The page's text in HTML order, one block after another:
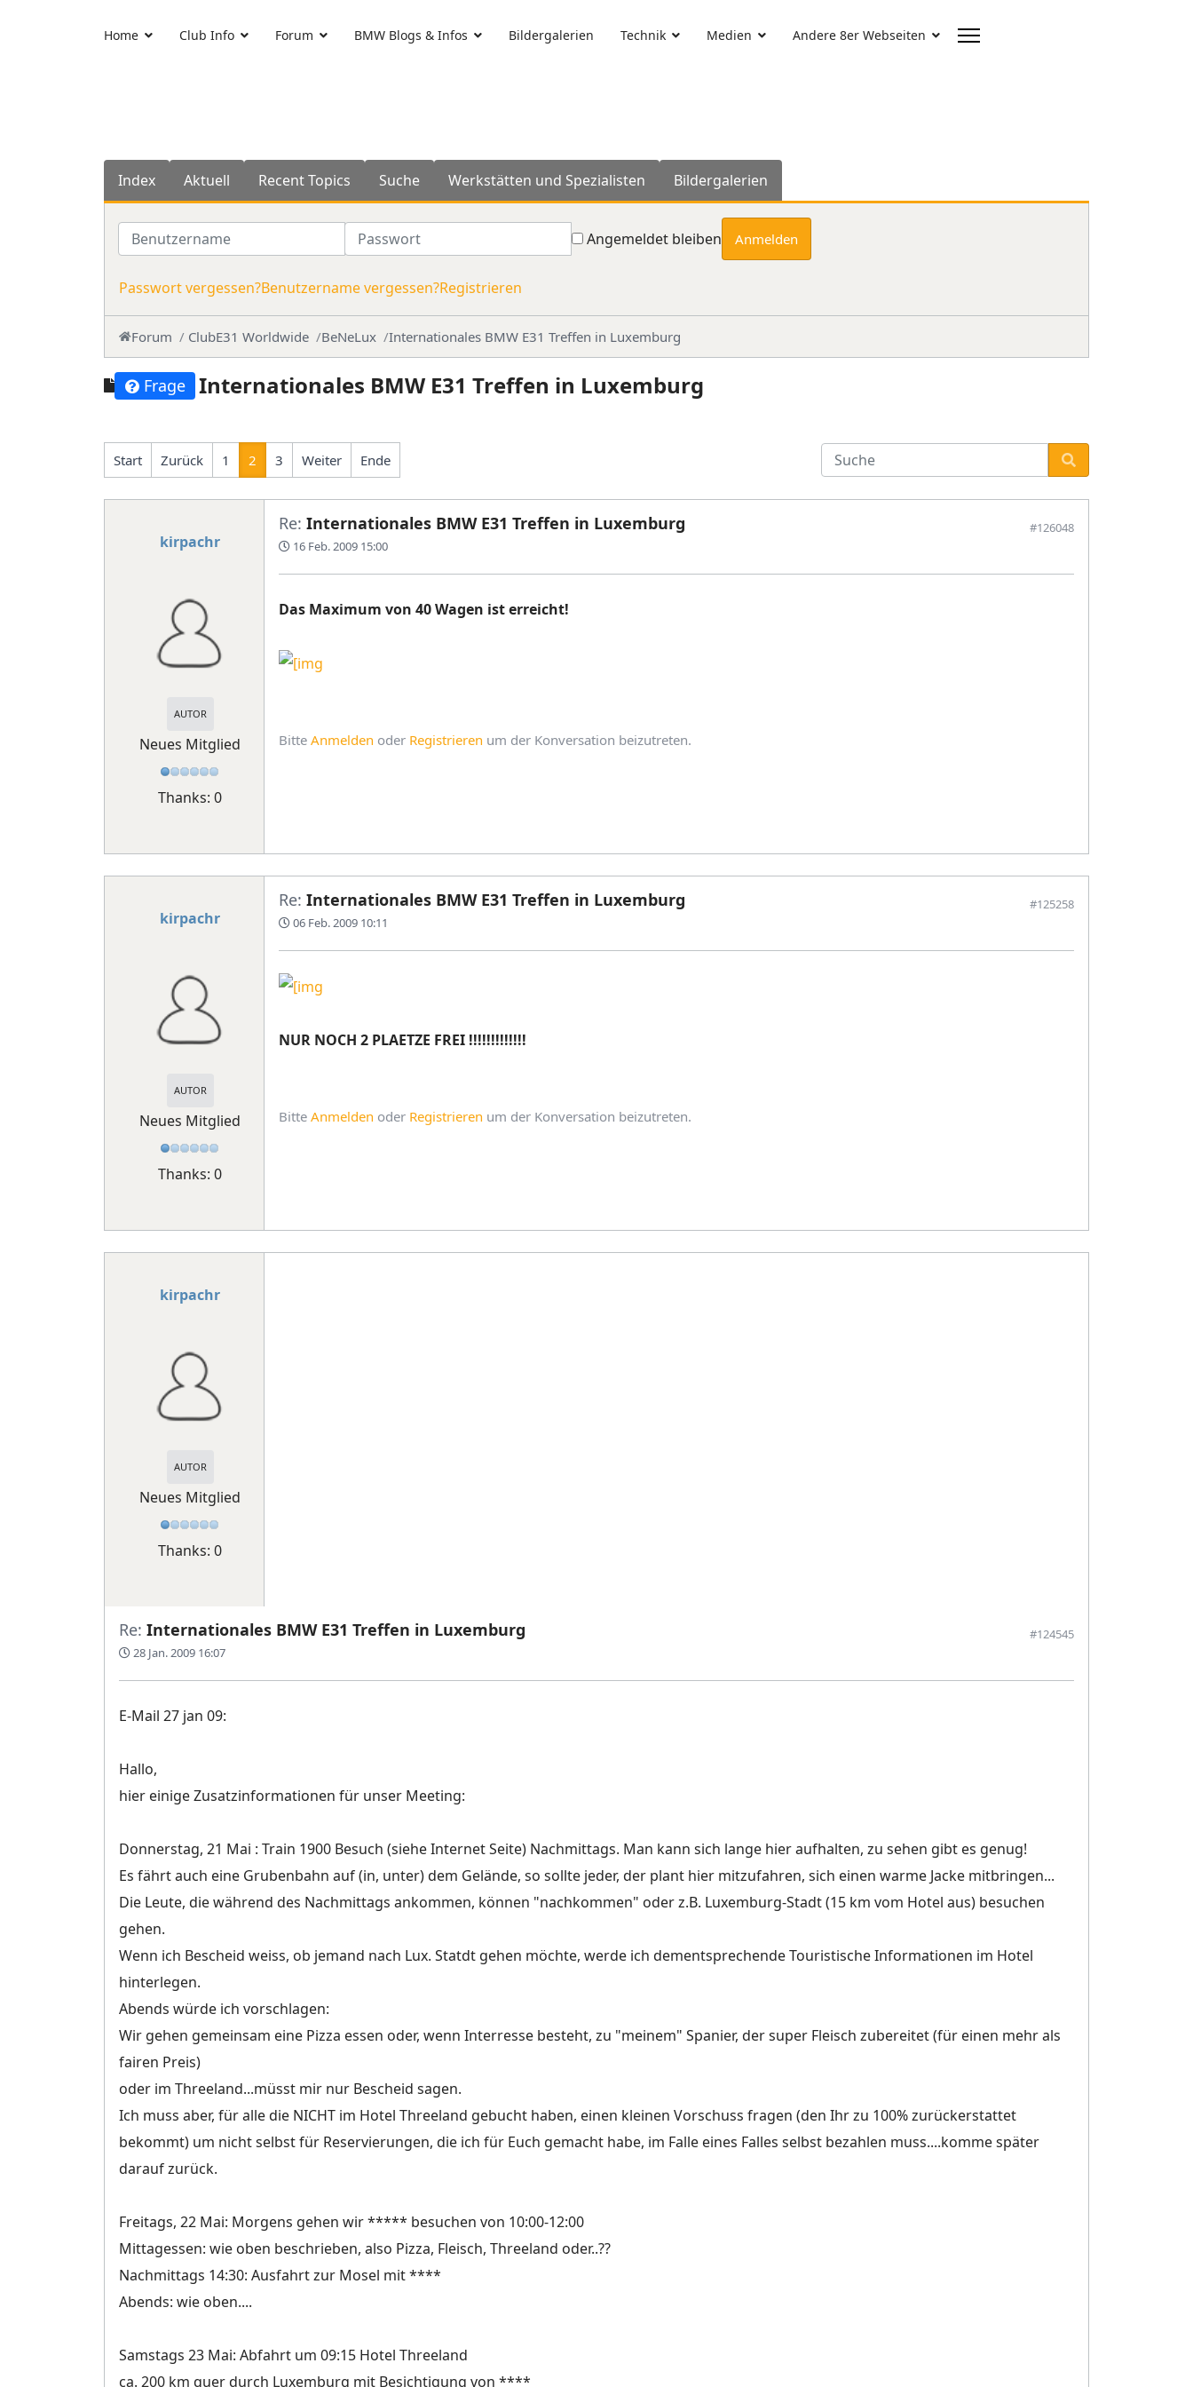
Home Club Info Forum BMW Blogs & Infos Bildergalerien Technik Medien Andere 8er Webseiten
Index Aktuell Recent Topics Suche Werkstätten und Spezialisten Bildergalerien
Benutzername Passwort Angemeldet bleiben Anmelden
Passwort vergessen?Benutzername vergessen?Registrieren
Forum ClubE31 Worldwide BeNeLux Internationales BMW E31 Treffen in Luxemburg
Frage Internationales BMW E31 Treffen in Luxemburg
Start Zurück 1 2 3 Weiter Ende
kirpachr
AUTOR
Neues Mitglied
Thanks: 0
Re: Internationales BMW E31 Treffen in Luxemburg
16 Feb. 2009 15:00
#126048
Das Maximum von 40 Wagen ist erreicht!
Bitte Anmelden oder Registrieren um der Konversation beizutreten.
kirpachr
AUTOR
Neues Mitglied
Thanks: 0
Re: Internationales BMW E31 Treffen in Luxemburg
06 Feb. 2009 10:11
#125258
NUR NOCH 2 PLAETZE FREI !!!!!!!!!!!!!
Bitte Anmelden oder Registrieren um der Konversation beizutreten.
kirpachr
AUTOR
Neues Mitglied
Thanks: 0
Re: Internationales BMW E31 Treffen in Luxemburg
28 Jan. 2009 16:07
#124545
E-Mail 27 jan 09:
Hallo,
hier einige Zusatzinformationen für unser Meeting:
Donnerstag, 21 Mai : Train 1900 Besuch (siehe Internet Seite) Nachmittags. Man kann sich lange hier aufhalten, zu sehen gibt es genug!
Es fährt auch eine Grubenbahn auf (in, unter) dem Gelände, so sollte jeder, der plant hier mitzufahren, sich einen warme Jacke mitbringen...
Die Leute, die während des Nachmittags ankommen, können "nachkommen" oder z.B. Luxemburg-Stadt (15 km vom Hotel aus) besuchen
gehen.
Wenn ich Bescheid weiss, ob jemand nach Lux. Statdt gehen möchte, werde ich dementsprechende Touristische Informationen im Hotel
hinterlegen.
Abends würde ich vorschlagen:
Wir gehen gemeinsam eine Pizza essen oder, wenn Interresse besteht, zu "meinem" Spanier, der super Fleisch zubereitet (für einen mehr als
fairen Preis)
oder im Threeland...müsst mir nur Bescheid sagen.
Ich muss aber, für alle die NICHT im Hotel Threeland gebucht haben, einen kleinen Vorschuss fragen (den Ihr zu 100% zurückerstattet
bekommt) um nicht selbst für Reservierungen, die ich für Euch gemacht habe, im Falle eines Falles selbst bezahlen muss....komme später
darauf zurück.
Freitags, 22 Mai: Morgens gehen wir ***** besuchen von 10:00-12:00
Mittagessen: wie oben beschrieben, also Pizza, Fleisch, Threeland oder..??
Nachmittags 14:30: Ausfahrt zur Mosel mit ****
Abends: wie oben....
Samstags 23 Mai: Abfahrt um 09:15 Hotel Threeland
ca. 200 km quer durch Luxemburg mit Besichtigung von ****